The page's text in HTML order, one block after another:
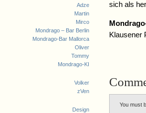
Adze
Martin
Mirco
Mondrago – Bar Berlin
Mondrago-Bar Mallorca
Oliver
Tommy
Mondrago-KI
Volker
zVen
Design
sich als
Klausener
You must